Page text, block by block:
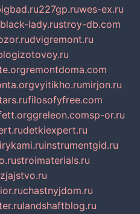
227gp.ruwes-ex.ru
black-lady.rustroy-db.com
dvigremont.ru
remontdoma.com
vyitikho.rumirjon.ru
filosofyfree.com
greleon.comsp-or.ru
detkiexpert.ru
instrumentgid.ru
stroimaterials.ru
chastnyjdom.ru
landshaftblog.ru